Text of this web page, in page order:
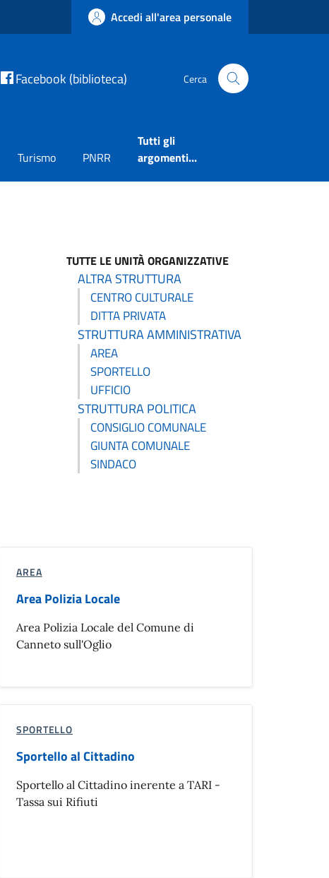
Accedi all'area personale
Facebook (biblioteca) Cerca
Turismo PNRR
Tutti gli
argomenti...
TUTTE LE UNITÀ ORGANIZZATIVE
ALTRA STRUTTURA
CENTRO CULTURALE
DITTA PRIVATA
STRUTTURA AMMINISTRATIVA
AREA
SPORTELLO
UFFICIO
STRUTTURA POLITICA
CONSIGLIO COMUNALE
GIUNTA COMUNALE
SINDACO
AREA
Area Polizia Locale
Area Polizia Locale del Comune di
Canneto sull'Oglio
SPORTELLO
Sportello al Cittadino
Sportello al Cittadino inerente a TARI -
Tassa sui Rifiuti